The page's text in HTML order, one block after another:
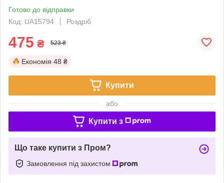
Готово до відправки
Код: UA15794
Роздріб
475 ₴ 523 ₴
Економія 48 ₴
Купити
або
Купити з
Що таке купити з Пром?
Замовлення під захистом